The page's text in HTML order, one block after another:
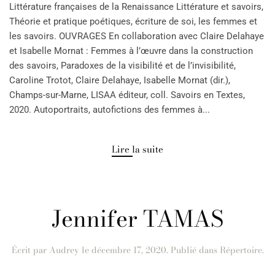
Littérature françaises de la Renaissance Littérature et savoirs,
Théorie et pratique poétiques, écriture de soi, les femmes et
les savoirs. OUVRAGES En collaboration avec Claire Delahaye
et Isabelle Mornat : Femmes à l’œuvre dans la construction
des savoirs, Paradoxes de la visibilité et de l’invisibilité,
Caroline Trotot, Claire Delahaye, Isabelle Mornat (dir.),
Champs-sur-Marne, LISAA éditeur, coll. Savoirs en Textes,
2020. Autoportraits, autofictions des femmes à...
Lire la suite
Jennifer TAMAS
Écrit par Audrey ledécembre 17, 2020. Publié dans Répertoire.